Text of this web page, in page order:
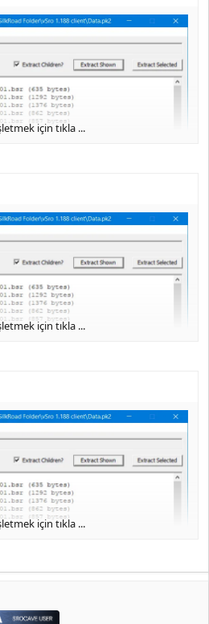
ÇIKARTICI
İNDİR:
içerik alıntılanamaz. ***
için tıkla ...
ÇIKARTICI
İNDİR:
için tıkla ...
için tıkla ...